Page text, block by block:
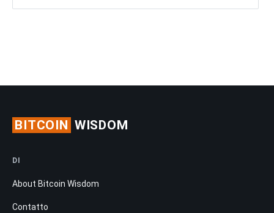
BITCOIN WISDOM
DI
About Bitcoin Wisdom
Contatto